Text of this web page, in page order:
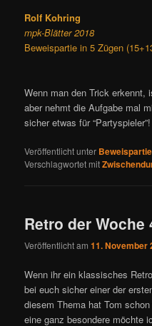
Rolf Kohring
mpk-Blätter 2018
Beweispartie in 5 Zügen
Wenn man den Trick
aber nehmt die Aufgabe mal
sicher etwas für “Partyspieler”!
Veröffentlicht unter Beweispartie
Verschlagwortet mit
Retro der Woche
Veröffentlicht am11. November
Wenn ihr ein klassisches
bei euch sicher einer der
diesem Thema hat Tom
eine ganz besondere möchte